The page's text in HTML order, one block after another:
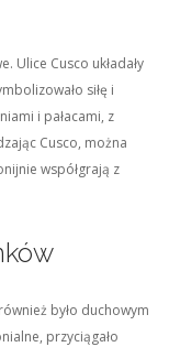
Ulice Cusco układały
siłę i
i pałacami, z
Cusco, można
współgrają z
było duchowym
przyciągało